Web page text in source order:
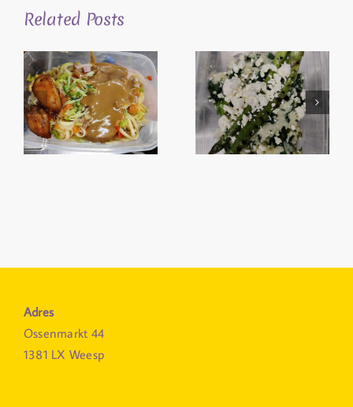
Related Posts
Adres
Ossenmarkt 44
1381 LX Weesp